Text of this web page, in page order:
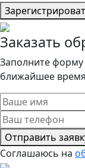
Заказать
Заполните
ближайшее время
Отправить
Соглашаюсь на